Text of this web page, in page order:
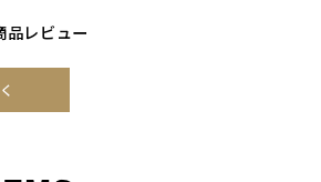
などをご使用ください。
:大匙1杯 を溶かした液体で
くと、軽減されます。
品レビュー